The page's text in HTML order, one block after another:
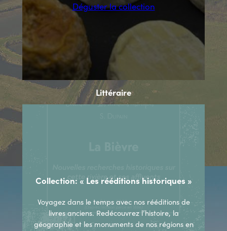
Déguster la collection
Littéraire
Collection: « Les rééditions historiques »
Voyagez dans le temps avec nos rééditions de
livres anciens. Redécouvrez l’histoire, la
géographie et les monuments de nos régions en